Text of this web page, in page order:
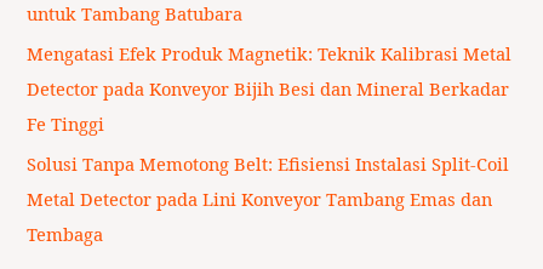
untuk Tambang Batubara
Mengatasi Efek Produk Magnetik: Teknik Kalibrasi Metal
Detector pada Konveyor Bijih Besi dan Mineral Berkadar
Fe Tinggi
Solusi Tanpa Memotong Belt: Efisiensi Instalasi Split-Coil
Metal Detector pada Lini Konveyor Tambang Emas dan
Tembaga